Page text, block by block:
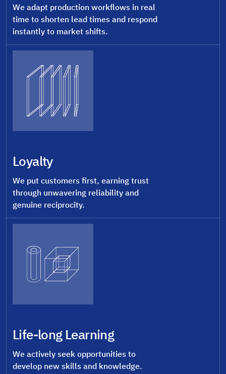
We adapt production workflows in real
time to shorten lead times and respond
instantly to market shifts.
Loyalty
We put customers first, earning trust
through unwavering reliability and
genuine reciprocity.
Life-long Learning
We actively seek opportunities to
develop new skills and knowledge.